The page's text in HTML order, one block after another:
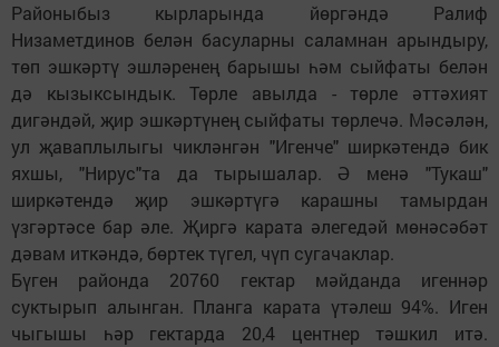
Районыбыз кырларында йөргәндә Ралиф
Низаметдинов белән басуларны саламнан арындыру,
төп эшкәртү эшләренең барышы һәм сыйфаты белән
дә кызыксындык. Төрле авылда - төрле әттәхият
дигәндәй, җир эшкәртүнең сыйфаты төрлечә. Мәсәлән,
ул җаваплылыгы чикләнгән "Игенче" ширкәтендә бик
яхшы, "Нирус"та да тырышалар. Ә менә "Тукаш"
ширкәтендә җир эшкәртүгә карашны тамырдан
үзгәртәсе бар әле. Җиргә карата әлегедәй мөнәсәбәт
дәвам иткәндә, бөртек түгел, чүп сугачаклар.
Бүген районда 20760 гектар мәйданда игеннәр
суктырып алынган. Планга карата үтәлеш 94%. Иген
чыгышы һәр гектарда 20,4 центнер тәшкил итә.